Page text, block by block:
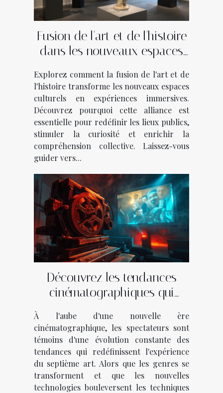
Fusion de l'art et de l'histoire
dans les nouveaux espaces
Explorez comment la fusion de l'art et de
l'histoire transforme les nouveaux espaces
culturels en expériences immersives.
Découvrez pourquoi cette alliance est
essentielle pour redéfinir les lieux publics,
stimuler la curiosité et enrichir la
compréhension collective. Laissez-vous
guider vers...
Découvrez les tendances
cinématographiques qui
À l'aube d'une nouvelle ère
cinématographique, les spectateurs sont
témoins d'une évolution constante des
tendances qui redéfinissent l'expérience
du septième art. Alors que les genres se
transforment et que les nouvelles
technologies bouleversent les techniques